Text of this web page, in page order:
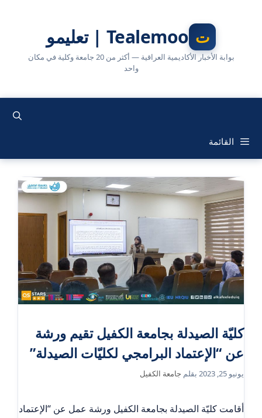
Tealemoo | تعليمو
بوابة الأخبار الأكاديمية العراقية — أكثر من 20 جامعة وكلية في مكان
واحد
القائمة
كليّة الصيدلة بجامعة الكفيل تقيم ورشة
عن “الإعتماد البرامجي لكليّات الصيدلة”
يونيو 25, 2023 بقلم جامعة الكفيل
أقامت كليّة الصيدلة بجامعة الكفيل ورشة عمل عن “الإعتماد